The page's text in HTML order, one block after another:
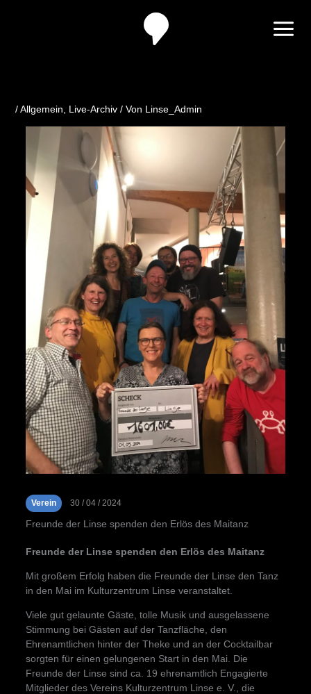
/Allgemein Live-Archiv/ Von Linse_Admin
Verein 30 / 04 / 2024
Freunde der Linse spenden den Erlös des Maitanz
Freunde der Linse spenden den Erlös des Maitanz
Mit großem Erfolg haben die Freunde der Linse den Tanz
in den Mai im Kulturzentrum Linse veranstaltet.
Viele gut gelaunte Gäste, tolle Musik und ausgelassene
Stimmung bei Gästen auf der Tanzfläche, den
Ehrenamtlichen hinter der Theke und an der Cocktailbar
sorgten für einen gelungenen Start in den Mai. Die
Freunde der Linse sind ca. 19 ehrenamtlich Engagierte
Mitglieder des Vereins Kulturzentrum Linse e. V., die